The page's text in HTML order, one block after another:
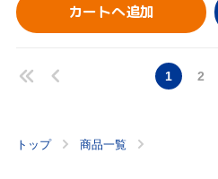
カートへ追加
1 2
トップ 商品一覧